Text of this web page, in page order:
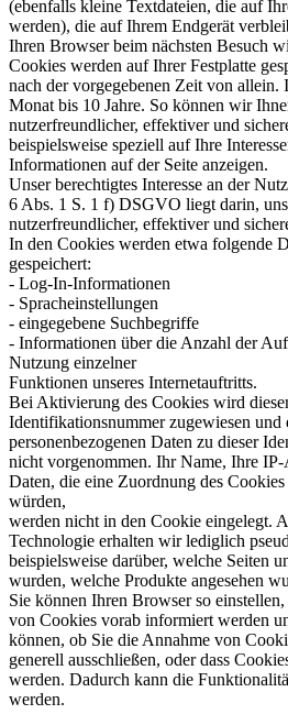
(ebenfalls kleine Textdateien, die auf
werden), die auf Ihrem Endgerät
Ihren Browser beim nächsten Besuch
Cookies werden auf Ihrer Festplatte
nach der vorgegebenen Zeit von allein.
Monat bis 10 Jahre. So können wir
nutzerfreundlicher, effektiver und
beispielsweise speziell auf Ihre
Informationen auf der Seite anzeigen.
Unser berechtigtes Interesse an der
6 Abs. 1 S. 1 f) DSGVO liegt darin,
nutzerfreundlicher, effektiver und
In den Cookies werden etwa folgende
gespeichert:
- Log-In-Informationen
- Spracheinstellungen
- eingegebene Suchbegriffe
- Informationen über die Anzahl der
Nutzung einzelner
Funktionen unseres Internetauftritts.
Bei Aktivierung des Cookies wird
Identifikationsnummer zugewiesen
personenbezogenen Daten zu dieser
nicht vorgenommen. Ihr Name, Ihre IP-
Daten, die eine Zuordnung des
würden,
werden nicht in den Cookie eingelegt.
Technologie erhalten wir lediglich
beispielsweise darüber, welche Seiten
wurden, welche Produkte angesehen
Sie können Ihren Browser so einstellen,
von Cookies vorab informiert werden
können, ob Sie die Annahme von
generell ausschließen, oder dass
werden. Dadurch kann die
werden.